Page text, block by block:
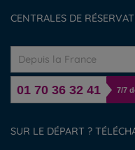
CENTRALES DE
Depuis la France
01 70 36 32 41 7/7
SUR LE DÉPART ?